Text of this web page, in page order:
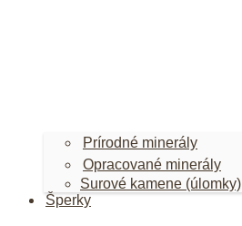
Prírodné minerály
Opracované minerály
Surové kamene (úlomky)
Šperky